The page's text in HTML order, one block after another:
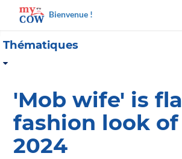
Bienvenue !
Thématiques
'Mob wife' is
fashion look
2024